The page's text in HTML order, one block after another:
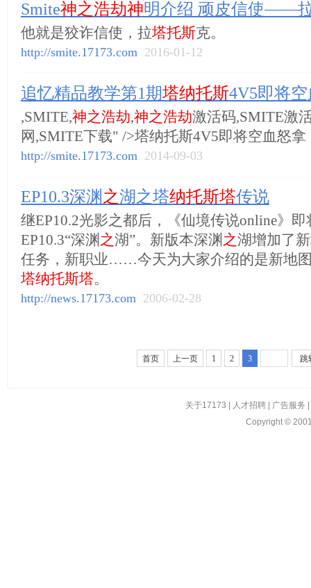
Smite神之浩劫神明介绍 顽皮信使——
他就是狡诈信使，拉塔托斯克。
http://smite.17173.com 2016-01-12
追忆精品教学第1期塔纳托斯4V5即将
,SMITE,神之浩劫,神之浩劫激活码,SMITE激
网,SMITE下载" />塔纳托斯4V5即将空血怒拿
http://smite.17173.com 2014-09-03
EP10.3深渊 之湖之塔纳托斯塔传说
继EP10.2光影之都后，《仙境传说online》
EP10.3“深渊 之湖”。新版本深渊 之湖增加了
任务，新职业……今天为大家介绍的是新地
塔纳托斯塔。
http://news.17173.com 2006-02-28
首页 上一页 1 2 3 跳
关于17173 人才招聘 广告服务
Copyright ©